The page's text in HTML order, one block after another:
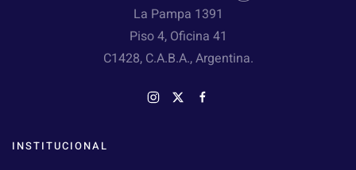
La Pampa 1391
Piso 4, Oficina 41
C1428, C.A.B.A., Argentina.
INSTITUCIONAL